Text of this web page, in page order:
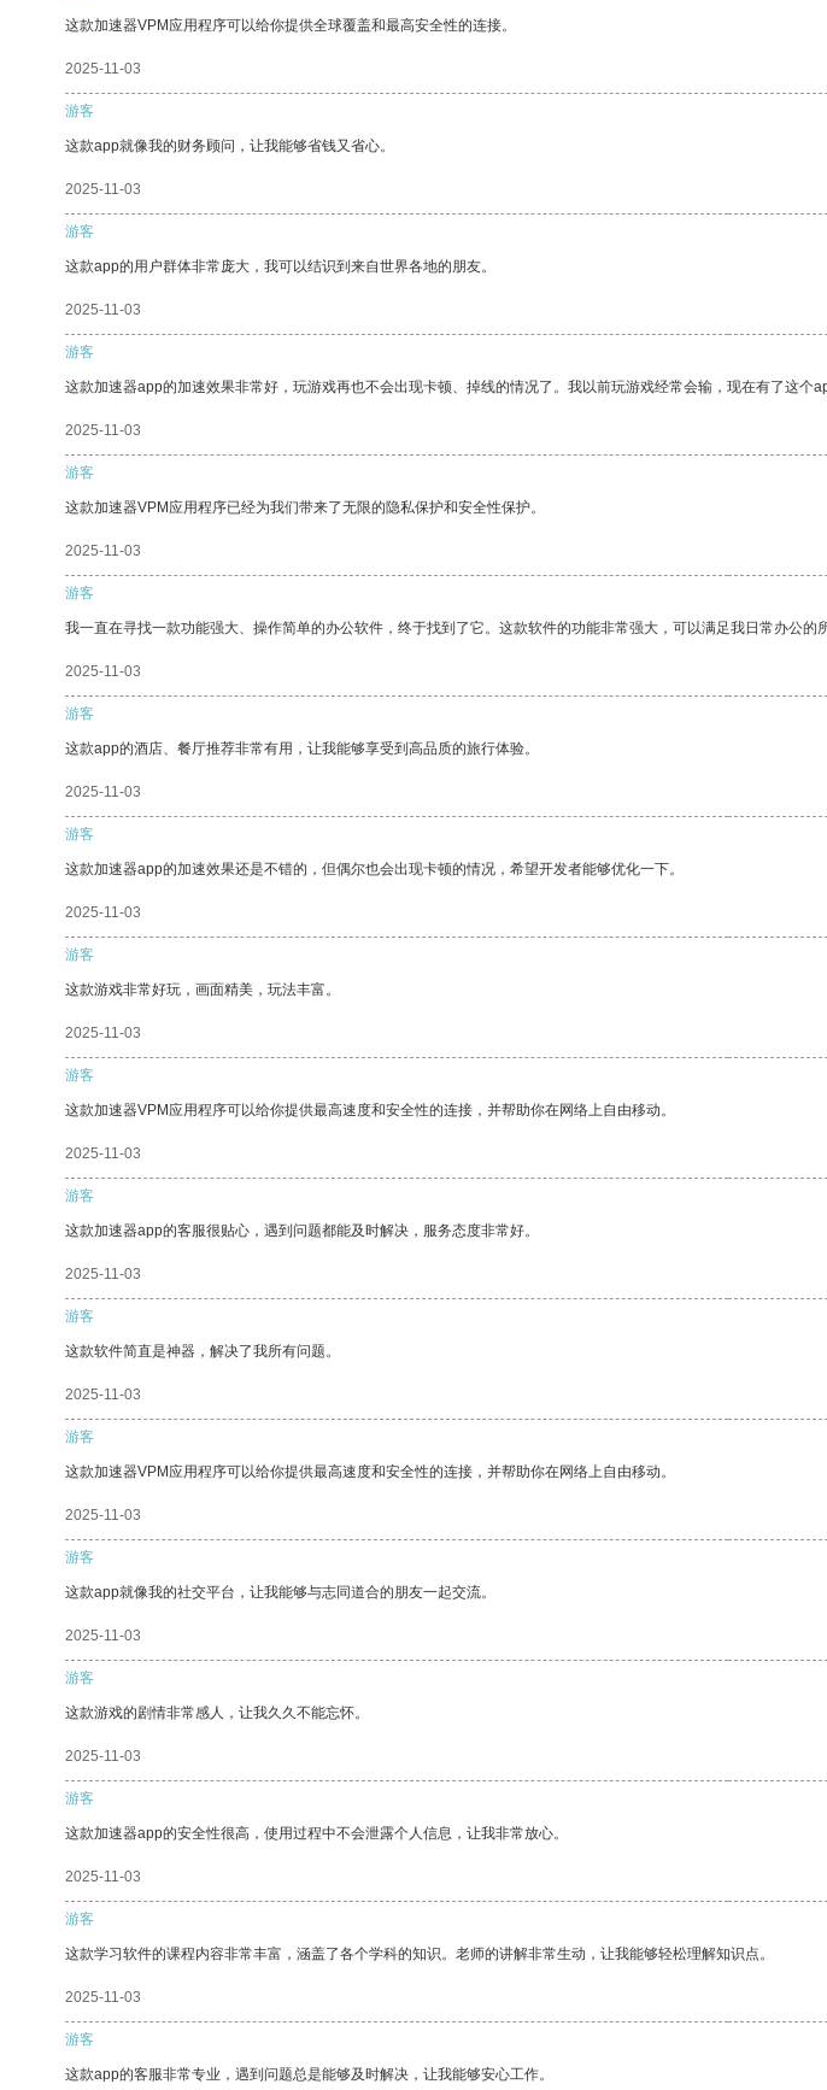
这款加速器VPM应用程序可以给你提供全球覆盖和最高安全性的连接。
2025-11-03
游客
这款app就像我的财务顾问，让我能够省钱又省心。
2025-11-03
游客
这款app的用户群体非常庞大，我可以结识到来自世界各地的朋友。
2025-11-03
游客
这款加速器app的加速效果非常好，玩游戏再也不会出现卡顿、掉线的情况了。我以前玩游戏经常会输，现在有了这个
2025-11-03
游客
这款加速器VPM应用程序已经为我们带来了无限的隐私保护和安全性保护。
2025-11-03
游客
我一直在寻找一款功能强大、操作简单的办公软件，终于找到了它。这款软件的功能非常强大，可以满足我日常办公的
2025-11-03
游客
这款app的酒店、餐厅推荐非常有用，让我能够享受到高品质的旅行体验。
2025-11-03
游客
这款加速器app的加速效果还是不错的，但偶尔也会出现卡顿的情况，希望开发者能够优化一下。
2025-11-03
游客
这款游戏非常好玩，画面精美，玩法丰富。
2025-11-03
游客
这款加速器VPM应用程序可以给你提供最高速度和安全性的连接，并帮助你在网络上自由移动。
2025-11-03
游客
这款加速器app的客服很贴心，遇到问题都能及时解决，服务态度非常好。
2025-11-03
游客
这款软件简直是神器，解决了我所有问题。
2025-11-03
游客
这款加速器VPM应用程序可以给你提供最高速度和安全性的连接，并帮助你在网络上自由移动。
2025-11-03
游客
这款app就像我的社交平台，让我能够与志同道合的朋友一起交流。
2025-11-03
游客
这款游戏的剧情非常感人，让我久久不能忘怀。
2025-11-03
游客
这款加速器app的安全性很高，使用过程中不会泄露个人信息，让我非常放心。
2025-11-03
游客
这款学习软件的课程内容非常丰富，涵盖了各个学科的知识。老师的讲解非常生动，让我能够轻松理解知识点。
2025-11-03
游客
这款app的客服非常专业，遇到问题总是能够及时解决，让我能够安心工作。